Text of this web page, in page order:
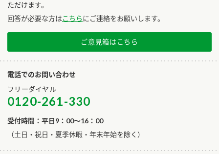
ただけます。
回答が必要な方はこちらにご連絡をお願いします。
ご意見箱はこちら
電話でのお問い合わせ
フリーダイヤル
0120-261-330
受付時間：平日9：00～16：00
​（土日・祝日・夏季休暇・年末年始を除く）